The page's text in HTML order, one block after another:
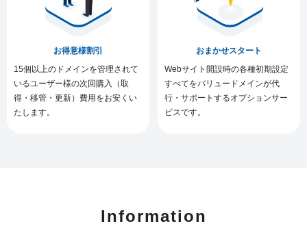
お得意様割引
15個以上のドメインを管理されて
いるユーザー様の次回購入（取
得・移管・更新）費用をお安くい
たします。
おまかせスタート
Webサイト開設時の各種初期設定
すべてをバリュードメインが代
行・サポートするオプションサー
ビスです。
Information